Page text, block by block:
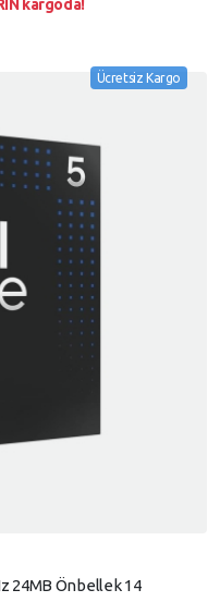
kargoda!
Ücretsiz Kargo
24MB Önbellek 14